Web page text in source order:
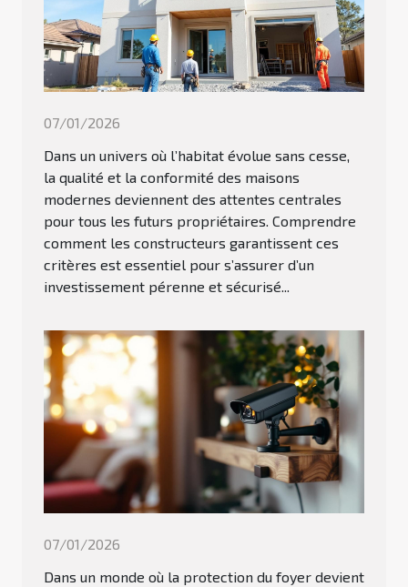
07/01/2026
Dans un univers où l’habitat évolue sans cesse,
la qualité et la conformité des maisons
modernes deviennent des attentes centrales
pour tous les futurs propriétaires. Comprendre
comment les constructeurs garantissent ces
critères est essentiel pour s’assurer d’un
investissement pérenne et sécurisé...
07/01/2026
Dans un monde où la protection du foyer devient